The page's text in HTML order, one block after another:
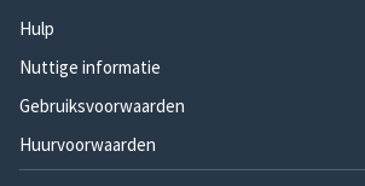
Hulp
Nuttige informatie
Gebruiksvoorwaarden
Huurvoorwaarden